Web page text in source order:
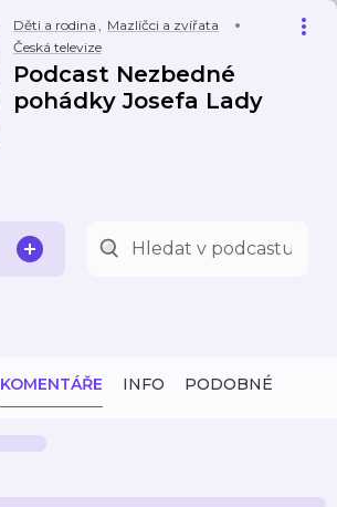
Děti a rodina , Mazlíčci a zvířata
Česká televize
Podcast Nezbedné
pohádky Josefa Lady
KOMENTÁŘE INFO PODOBNÉ